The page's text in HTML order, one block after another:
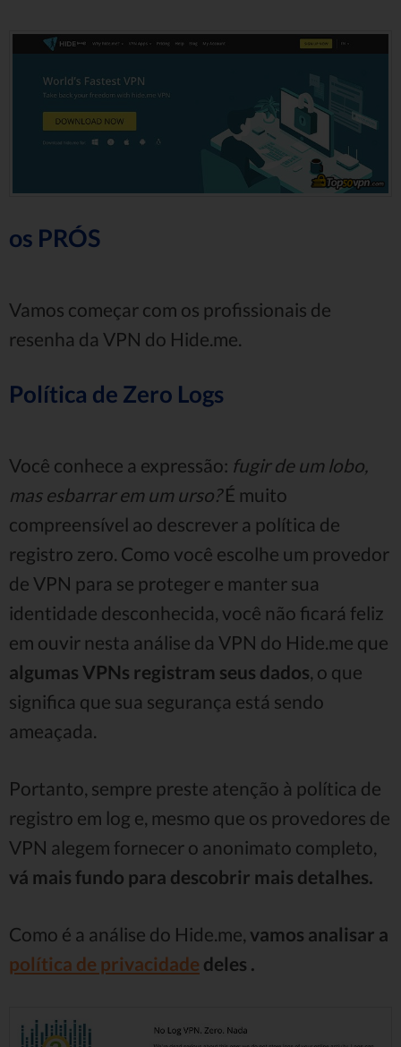
os PRÓS
Vamos começar com os profissionais de
resenha da VPN do Hide.me.
Política de Zero Logs
Você conhece a expressão: fugir de um lobo,
mas esbarrar em um urso?É muito
compreensível ao descrever a política de
registro zero. Como você escolhe um provedor
de VPN para se proteger e manter sua
identidade desconhecida, você não ficará feliz
em ouvir nesta análise da VPN do Hide.me que
algumas VPNs registram seus dados , o que
significa que sua segurança está sendo
ameaçada.
Portanto, sempre preste atenção à política de
registro em log e, mesmo que os provedores de
VPN alegem fornecer o anonimato completo,
vá mais fundo para descobrir mais detalhes.
Como é a análise do Hide.me, vamos analisar a
política de privacidade deles .